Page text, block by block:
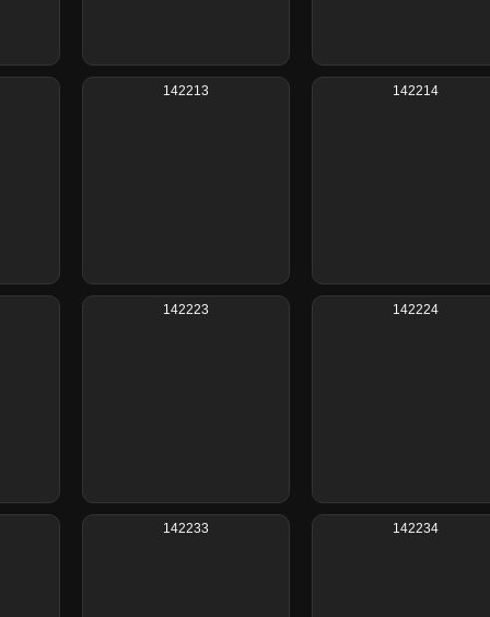
142213 142214
142223 142224
142233 142234